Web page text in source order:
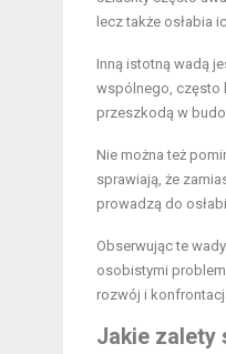
lecz także osłabia
Inną istotną wadą
wspólnego, często
przeszkodą w
Nie można też
sprawiają, że
prowadzą do
Obserwując te
osobistymi
rozwój i
Jakie zalety